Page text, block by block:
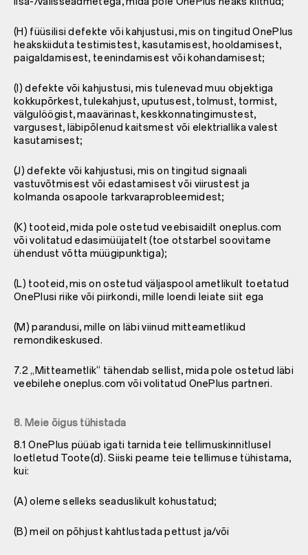
(H) füüsilisi defekte või kahjustusi, mis on tingitud OnePlus
heakskiiduta testimistest, kasutamisest, hooldamisest,
paigaldamisest, teenindamisest või kohandamisest;
(I) defekte või kahjustusi, mis tulenevad muu objektiga
kokkupõrkest, tulekahjust, uputusest, tolmust, tormist,
välgulöögist, maavärinast, keskkonnatingimustest,
vargusest, läbipõlenud kaitsmest või elektriallika valest
kasutamisest;
(J) defekte või kahjustusi, mis on tingitud signaali
vastuvõtmisest või edastamisest või viirustest ja
kolmanda osapoole tarkvaraprobleemidest;
(K) tooteid, mida pole ostetud veebisaidilt oneplus.com
või volitatud edasimüüjatelt (toe otstarbel soovitame
ühendust võtta müügipunktiga);
(L) tooteid, mis on ostetud väljaspool ametlikult toetatud
OnePlusi riike või piirkondi, mille loendi leiate siit ega
(M) parandusi, mille on läbi viinud mitteametlikud
remondikeskused.
7.2 „Mitteametlik“ tähendab sellist, mida pole ostetud läbi
veebilehe oneplus.com või volitatud OnePlus partneri.
8. Meie õigus tühistada
8.1 OnePlus püüab igati tarnida teie tellimuskinnitlusel
loetletud Toote(d). Siiski peame teie tellimuse tühistama,
kui:
(A) oleme selleks seaduslikult kohustatud;
(B) meil on põhjust kahtlustada pettust ja/või